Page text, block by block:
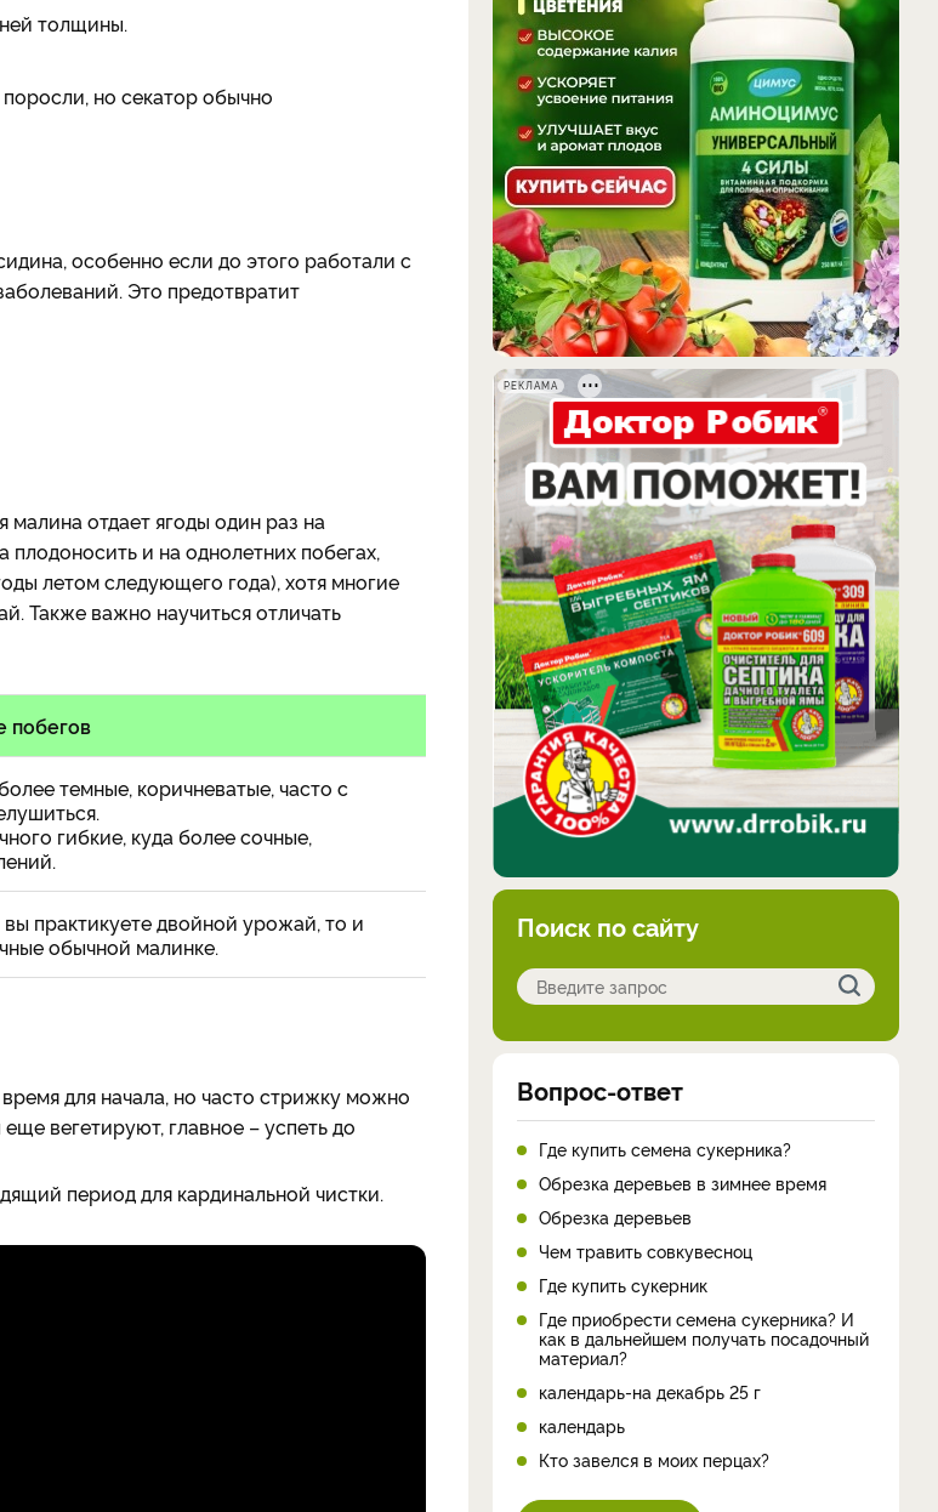
толщины.
но секатор обычно
особенно если до этого работали с
Это предотвратит
отдает ягоды один раз на
и на однолетних побегах,
летом следующего года), хотя многие
Также важно научиться отличать
побегов
темные, коричневатые, часто с
гибкие, куда более сочные,
практикуете двойной урожай, то и
обычной малинке.
для начала, но часто стрижку можно
вегетируют, главное – успеть до
период для кардинальной чистки.
РЕКЛАМА
Поиск по сайту
Вопрос-ответ
Где купить семена сукерника?
Обрезка деревьев в зимнее время
Обрезка деревьев
Чем травить совкувесноц
Где купить сукерник
Где приобрести семена сукерника? И
как в дальнейшем получать посадочный
материал?
календарь-на декабрь 25 г
календарь
Кто завелся в моих перцах?